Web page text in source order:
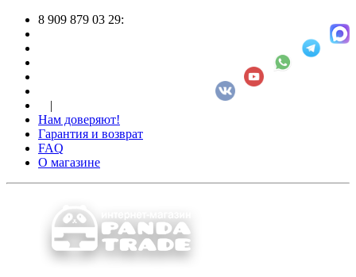
8 909 879 03 29:
|
Нам доверяют!
Гарантия и возврат
FAQ
О магазине